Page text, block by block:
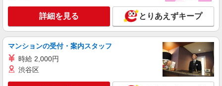
パート
株式会社HITOWA フードサービスカンパニー
福祉施設での調理員【アルバイト・パート】
時給1,300円以上 ※経験によりスタート時給は
変動します。 ※AP評価制度：あり 年1回の評価
により時給を見直します。 ※アルバイト賞与（寸
志）：あり 年2回。勤続年数により金額UP。
アズハイム川越 （埼玉県川越市今福843-1）
詳細を見る とりあえずキープ
マンションの受付・案内スタッフ
時給 2,000円
渋谷区